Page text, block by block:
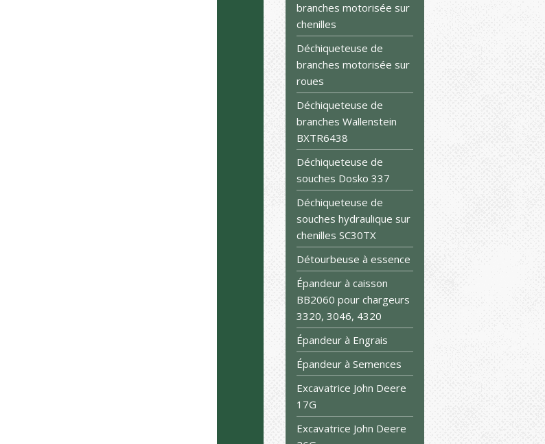
branches motorisée sur
chenilles
Déchiqueteuse de
branches motorisée sur
roues
Déchiqueteuse de
branches Wallenstein
BXTR6438
Déchiqueteuse de
souches Dosko 337
Déchiqueteuse de
souches hydraulique sur
chenilles SC30TX
Détourbeuse à essence
Épandeur à caisson
BB2060 pour chargeurs
3320, 3046, 4320
Épandeur à Engrais
Épandeur à Semences
Excavatrice John Deere
17G
Excavatrice John Deere